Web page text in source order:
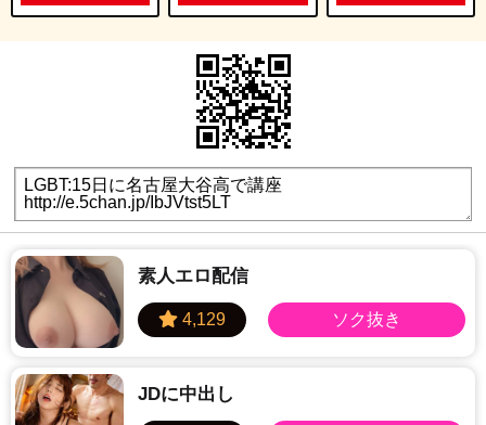
素人エロ配信
JDに中出し